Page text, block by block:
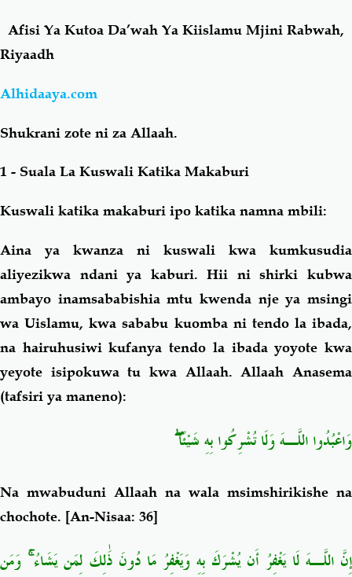
Fataawa Za Ulamaa
Akhlaaq-Aadaab
Familia-Jamii
Afisi Ya Kutoa Da’wah Ya Kiislamu Mjini Rabwah,
Riyaadh
Alhidaaya.com
Shukrani zote ni za Allaah.
1 - Suala La Kuswali Katika Makaburi
Kuswali katika makaburi ipo katika namna mbili:
Aina ya kwanza ni kuswali kwa kumkusudia
aliyezikwa ndani ya kaburi. Hii ni shirki kubwa
ambayo inamsababishia mtu kwenda nje ya msingi
wa Uislamu, kwa sababu kuomba ni tendo la ibada,
na hairuhusiwi kufanya tendo la ibada yoyote kwa
yeyote isipokuwa tu kwa Allaah. Allaah Anasema
(tafsiri ya maneno):
وَاعْبُدُوا اللَّـهَ وَلَا تُشْرِكُوا بِهِ شَيْئًا ۖ
Na mwabuduni Allaah na wala msimshirikishe na
chochote. [An-Nisaa: 36]
إِنَّ اللَّـهَ لَا يَغْفِرُ أَن يُشْرَكَ بِهِ وَيَغْفِرُ مَا دُونَ ذَٰلِكَ لِمَن يَشَاءُ ۚ وَمَن